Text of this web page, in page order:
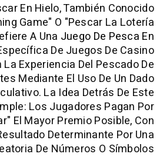
De Pescar En Hielo,
"ice Fishing Game" O "pescar
Se Refiere A UnaJuego
Específica De Juegos
Simulan La Experiencia Del
Gigantes Mediante El Uso
Y Especulativo. La Idea
Es Simple: Los Jugadores
"pescar" El Mayor Premio
Cada Resultado
Aleatoria De Números